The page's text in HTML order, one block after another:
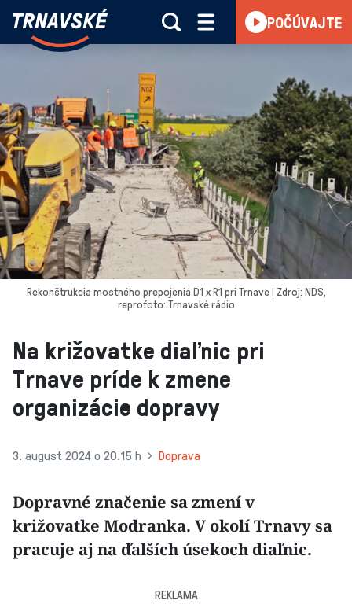
Skočiť na obsah
Trnavské
Vieme,
čo
sa
deje
v
kraji
POČÚVAJTE
Na križovatke diaľnic pri
Trnave príde k zmene
organizácie dopravy
3. august 2024 o 20.15 h Doprava
Dopravné značenie sa zmení v
križovatke Modranka. V okolí Trnavy sa
pracuje aj na ďalších úsekoch diaľnic.
Rekonštrukcia mostného prepojenia D1 x R1 pri Trnave | Zdroj: NDS,
reprofoto: Trnavské rádio
REKLAMA